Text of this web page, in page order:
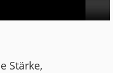
Stärke,